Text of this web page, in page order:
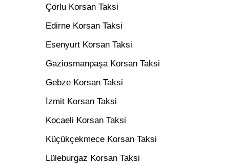
Çorlu Korsan Taksi
Edirne Korsan Taksi
Esenyurt Korsan Taksi
Gaziosmanpaşa Korsan Taksi
Gebze Korsan Taksi
İzmit Korsan Taksi
Kocaeli Korsan Taksi
Küçükçekmece Korsan Taksi
Lüleburgaz Korsan Taksi